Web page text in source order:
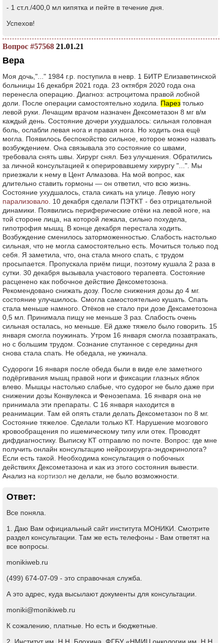
- 1 ст.л./400,0 мл кипятка и пейте в течение дня.
Успехов!
Вопрос #57568 21.01.21
Вера
Моя дочь,"..." 1984 г.р. поступила в невр. 1 БИТР Елизаветинской
больницы 16 декабря 2021 года. 23 октября 2020 года она
перенесла операцию. Диагноз: астроцитома правой лобной
доли. После операции самостоятельно ходила. Парез только
левой руки. Лечащим врачом назначен Дексометазон 8 мг в/м
каждый день. Состояние дочери ухудшалось: сильная головная
боль, ослабли левая нога и правая нога. Но ходить она ещё
могла. Появилось беспокойство сильное, которое можно назвать
возбуждением. Она связывала это состояние со швами,
требовала снять швы. Хирург снял. Без улучшения. Обратились
за личной консультацией к оперировавшему хирургу "...". Мы
приезжали к нему в Цент Алмазова. На мой вопрос, как
длительно ставить гормоны — он ответил, что всю жизнь.
Состояние ухудшалось, стала сикать на улице. Левую ногу
парализовало . 10 декабря сделали ПЭТКТ - без отрицательной
динамики. Появились периферические отёки на левой ноге, на
той стороне лица, на которой лежала, сильно похудела,
гипотрофия мышц. В конце декабря перестала ходить.
Возбуждение сменилось заторможенностью. Слабость настолько
сильная, что не могла самостоятельно есть. Мочиться только под
себя. Я заметила, что, она стала много спать, с трудом
просыпается. Пропускала приём пищи, поэтому кушала 2 раза в
сутки. 30 декабря вызывала участового терапевта. Состояние
расценено как побочное действие Дексометозона.
Рекомендовано снижать дозу. После снижения дозы до 4 мг.
состояние улучшилось. Смогла самостоятельно кушать. Спать
стала меньше намного. Отёков не стало при дозе Дексаметозона
0,5 мл. Принимала пищу не меньше 3 раз. Слабость очень
сильная осталась, но меньше. Ей даже тяжело было говорить. 15
января смогла поужинать. Утром 16 января смогла позавтракать,
но с большим трудом. Сознание спутанное с середины дня
снова стала спать. Не обедала, не ужинала.
Судороги 16 января после обеда были в виде еле заметного
подёргивания мышц правой ноги и фиксации глазных яблок
влево. Мышцы настолько слабые, что судорог не было даже при
снижении дозы Конвулекса и Фенозепама. 16 января она не
принимала эти препараты. С 16 января находится в
реанимации. Там ей опять стали делать Дексометазон по 8 мг.
Состояние тяжелое. Сделали только КТ. Нарушение мозгового
кровообращения по ишемическому типу или отек. Проводят
дифдиагностику. Выписку КТ отправлю по почте. Вопрос: где мне
получить онлайн консультацию нейрохирурга-эндокринолога?
Если есть такой. Необходима консультация о побочных
действиях Дексометазона и как из этого состояния вывести.
Анализ на кортизол не делали, не было возможности.
Ответ:
Все поняла.
1. Даю Вам официальный сайт института МОНИКИ. Смотрите
раздел консультации. Там же есть телефоны - Вам ответят на
все вопросы.
monikiweb.ru
(499) 674-07-09 - это справочная служба.
А это адрес, куда высылают документы для консультации.
moniki@monikiweb.ru
К сожалению, платные. Но есть и бюджетные.